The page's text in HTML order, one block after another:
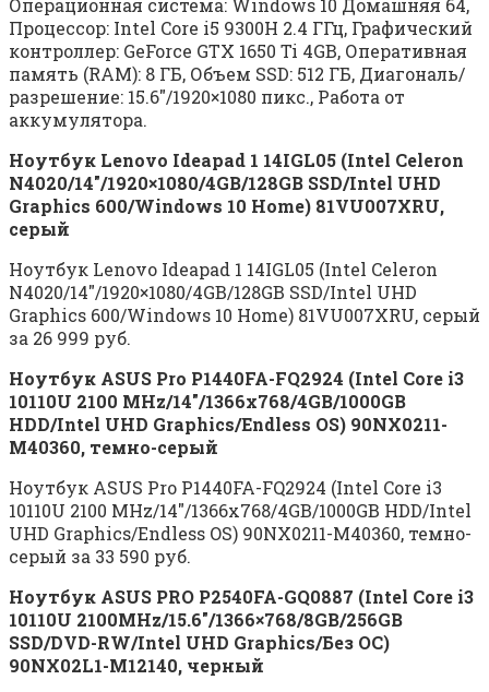
Процессор: Intel Core i5 9300H 2.4 ГГц, Графический
контроллер: GeForce GTX 1650 Ti 4GB, Оперативная
память (RAM): 8 ГБ, Объем SSD: 512 ГБ, Диагональ/
разрешение: 15.6″/1920×1080 пикс., Работа от
аккумулятора.
Ноутбук Lenovo Ideapad 1 14IGL05 (Intel Celeron
N4020/14″/1920×1080/4GB/128GB SSD/Intel UHD
Graphics 600/Windows 10 Home) 81VU007XRU,
серый
Ноутбук Lenovo Ideapad 1 14IGL05 (Intel Celeron
N4020/14″/1920×1080/4GB/128GB SSD/Intel UHD
Graphics 600/Windows 10 Home) 81VU007XRU, серый
за 26 999 руб.
Ноутбук ASUS Pro P1440FA-FQ2924 (Intel Core i3
10110U 2100 MHz/14″/1366х768/4GB/1000GB
HDD/Intel UHD Graphics/Endless OS) 90NX0211-
M40360, темно-серый
Ноутбук ASUS Pro P1440FA-FQ2924 (Intel Core i3
10110U 2100 MHz/14″/1366х768/4GB/1000GB HDD/Intel
UHD Graphics/Endless OS) 90NX0211-M40360, темно-
серый за 33 590 руб.
Ноутбук ASUS PRO P2540FA-GQ0887 (Intel Core i3
10110U 2100MHz/15.6″/1366×768/8GB/256GB
SSD/DVD-RW/Intel UHD Graphics/Без ОС)
90NX02L1-M12140, черный